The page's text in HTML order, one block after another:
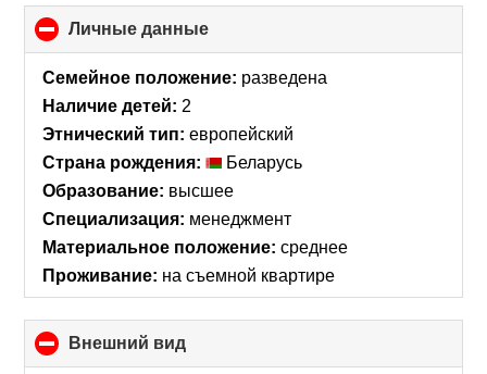
Личные данные
to
collapse
Семейное положение: разведена
Наличие детей: 2
Этнический тип: европейский
Страна рождения:
Беларусь
Образование: высшее
Специализация: менеджмент
Материальное положение: среднее
Проживание: на съемной квартире
Внешний вид
to